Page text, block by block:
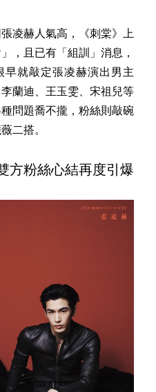
凌赫人氣高，《刺棠》上
，且已有「組訓」消息，
就敲定張凌赫演出男主
蘭迪、王玉雯、宋祖兒等
問題喬不攏，粉絲則敲碗
二搭。
方粉絲心結再度引爆